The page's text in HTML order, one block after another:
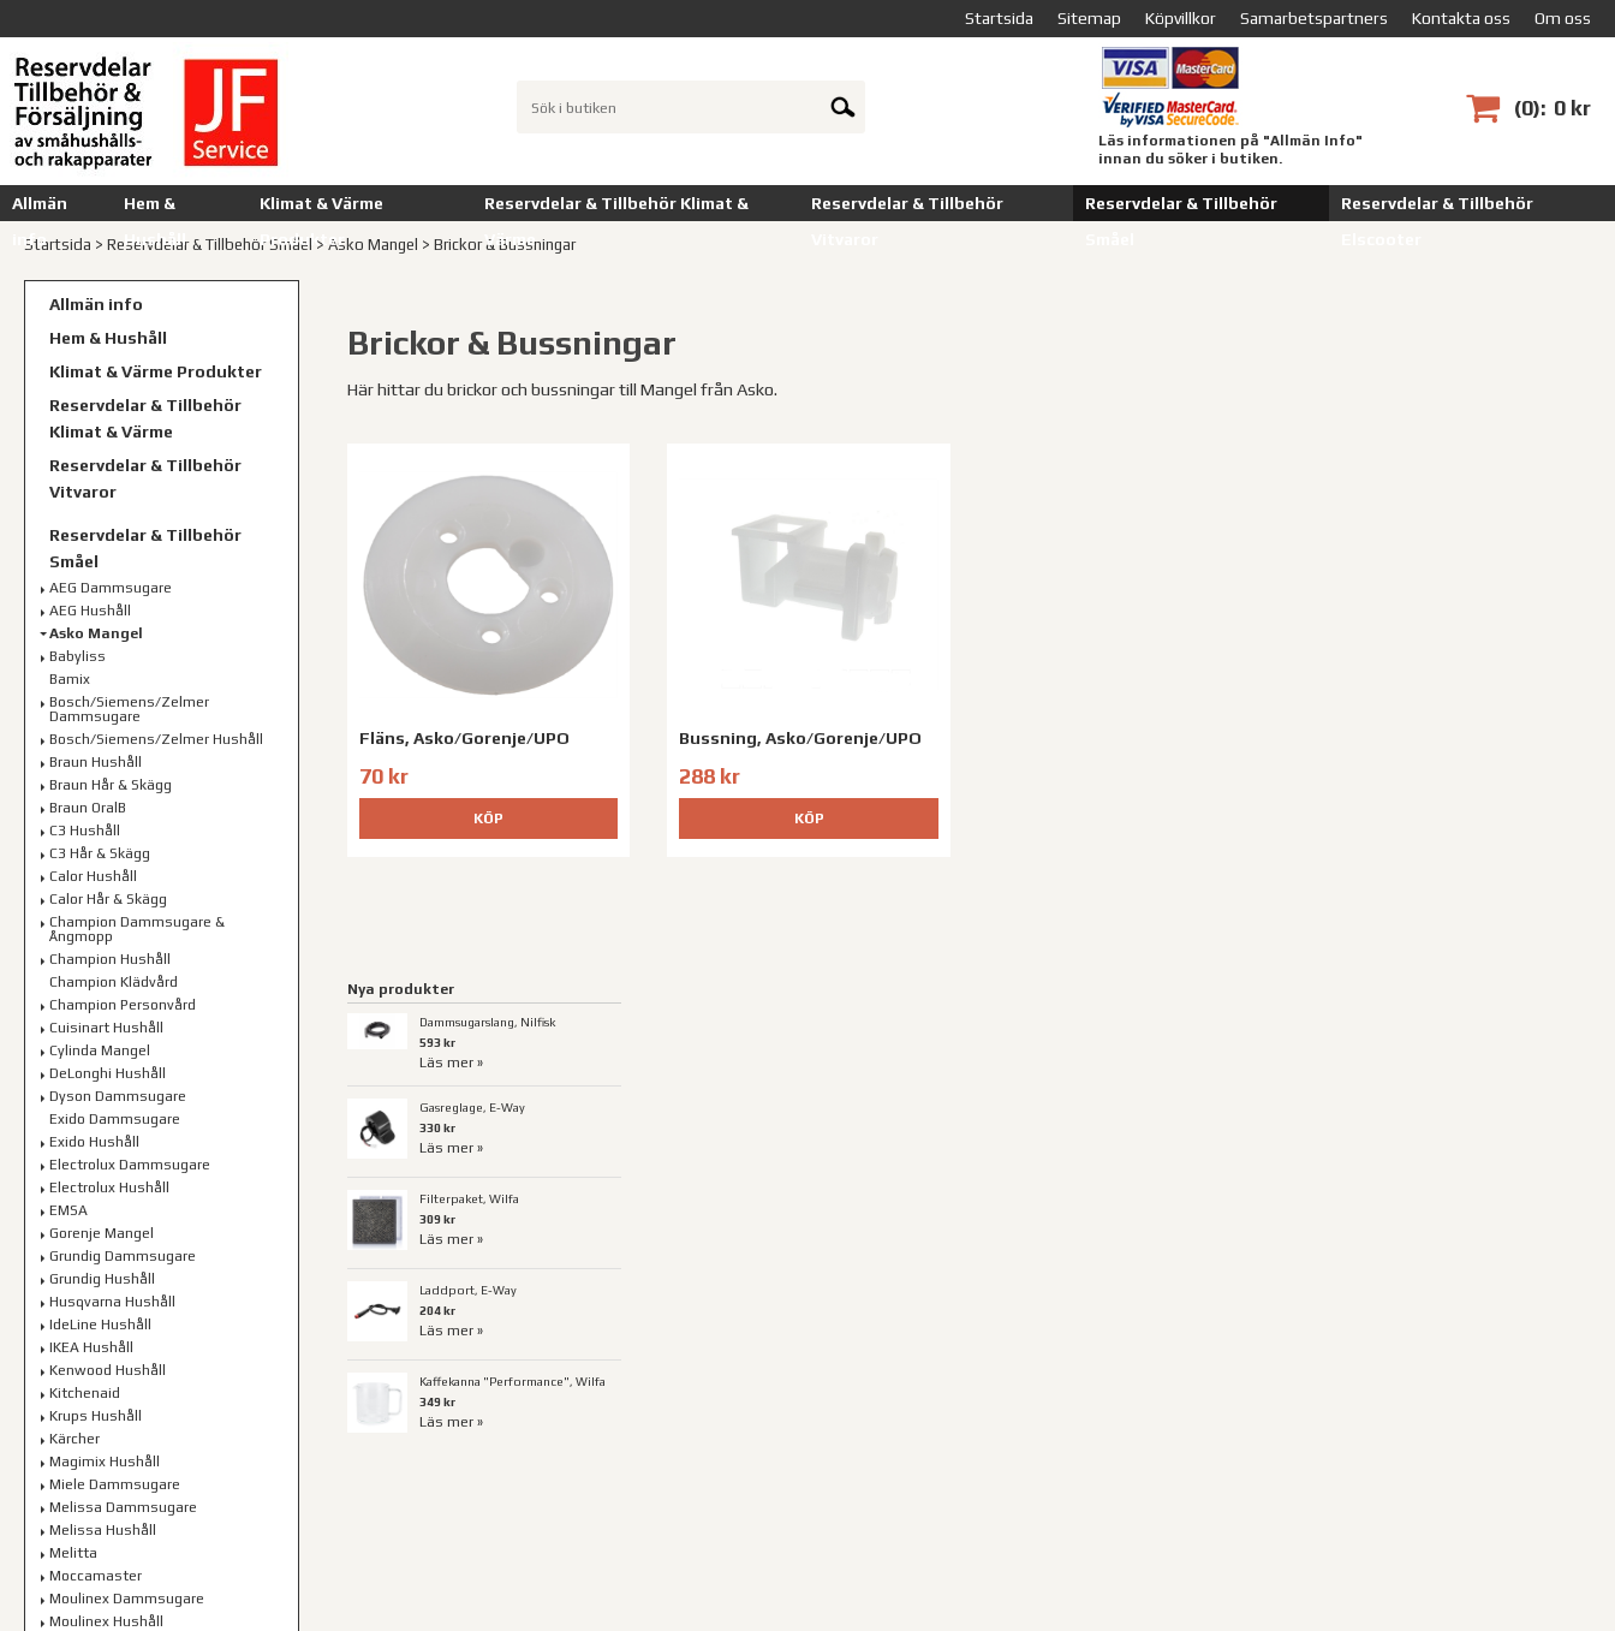
Startsida Sitemap Köpvillkor Samarbetspartners Kontakta oss Om oss
0 0 kr
Läs informationen på "Allmän Info"
innan du söker i butiken.
Allmän
info
Hem &
Hushåll
Klimat & Värme
Produkter
Reservdelar & Tillbehör Klimat &
Värme
Reservdelar & Tillbehör
Reservdelar & Tillbehör
Reservdelar & Tillbehör
Startsida > Reservdelar & Tillbehör Småel > Asko Mangel > Brickor & Bussningar
Allmän info
Hem & Hushåll
Klimat & Värme Produkter
Reservdelar & Tillbehör
Klimat & Värme
Reservdelar & Tillbehör
Vitvaror
Reservdelar & Tillbehör
Småel
AEG Dammsugare
AEG Hushåll
Asko Mangel
Babyliss
Bamix
Bosch/Siemens/Zelmer
Dammsugare
Bosch/Siemens/Zelmer Hushåll
Braun Hushåll
Braun Hår & Skägg
Braun OralB
C3 Hushåll
C3 Hår & Skägg
Calor Hushåll
Calor Hår & Skägg
Champion Dammsugare &
Ångmopp
Champion Hushåll
Champion Klädvård
Champion Personvård
Cuisinart Hushåll
Cylinda Mangel
DeLonghi Hushåll
Dyson Dammsugare
Exido Dammsugare
Exido Hushåll
Electrolux Dammsugare
Electrolux Hushåll
EMSA
Gorenje Mangel
Grundig Dammsugare
Grundig Hushåll
Husqvarna Hushåll
IdeLine Hushåll
IKEA Hushåll
Kenwood Hushåll
Kitchenaid
Krups Hushåll
Kärcher
Magimix Hushåll
Miele Dammsugare
Melissa Dammsugare
Melissa Hushåll
Melitta
Moccamaster
Moulinex Dammsugare
Moulinex Hushåll
Brickor & Bussningar
Här hittar du brickor och bussningar till Mangel från Asko.
Fläns, Asko/Gorenje/UPO
70 kr
KÖP
Bussning, Asko/Gorenje/UPO
288 kr
KÖP
Nya produkter
Dammsugarslang, Nilfisk
593 kr
Läs mer »
Gasreglage, E-Way
330 kr
Läs mer »
Filterpaket, Wilfa
309 kr
Läs mer »
Laddport, E-Way
204 kr
Läs mer »
Kaffekanna "Performance", Wilfa
349 kr
Läs mer »